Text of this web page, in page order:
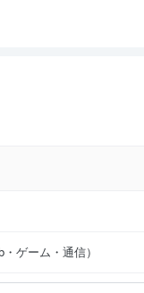
ゲーム・通信）